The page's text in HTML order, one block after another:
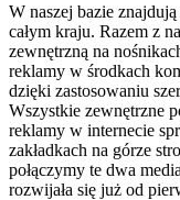
W naszej bazie
całym kraju. Razem z
zewnętrzną na
reklamy w środkach
dzięki zastosowaniu
Wszystkie zewnętrzne
reklamy w internecie
zakładkach na górze
połączymy te dwa
rozwijała się już od